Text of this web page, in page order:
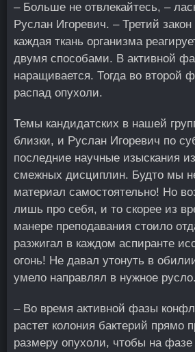
– Больше не отвлекайтесь, –
Руслан Игоревич. – Третий закон
каждая ткань организма
двумя способами. В активной
наращивается. Тогда во второй
распад опухоли.
Темы кандидатских в нашей
близки, и Руслан Игоревич по
последние научные изыскания
смежных дисциплин. Будто мы
материал самостоятельно! Но
лишь про себя, и то скорее из
манере преподавания стоило
разжигал в каждом аспиранте
огонь! Не давал утонуть в
умело направлял в нужное русло.
– Во время активной фазы
растет колония бактерий прямо
размеру опухоли, чтобы на фазе